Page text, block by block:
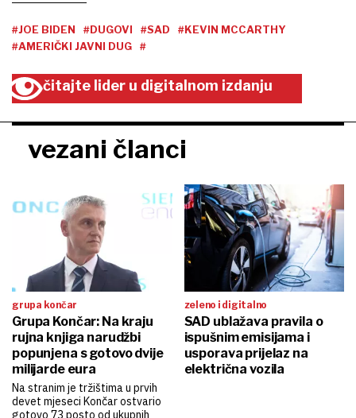
#JOE BIDEN #DUGOVI #SAD
#KEVIN MCCARTHY
#AMERIČKI JAVNI DUG
#
čitajte lider u digitalnom izdanju
vezani članci
grupa končar
Grupa Končar: Na kraju
rujna knjiga narudžbi
popunjena s gotovo dvije
milijarde eura
Na stranim je tržištima u prvih
devet mjeseci Končar ostvario
gotovo 73 posto od ukupnih
zeleno i digitalno
SAD ublažava pravila o
ispušnim emisijama i
usporava prijelaz na
električna vozila